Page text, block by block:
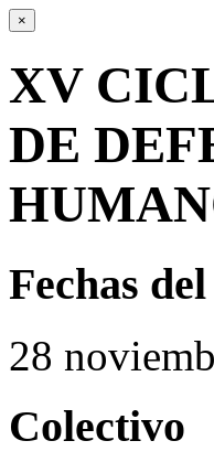
×
XV
DE
Fechas
28
Colectivo